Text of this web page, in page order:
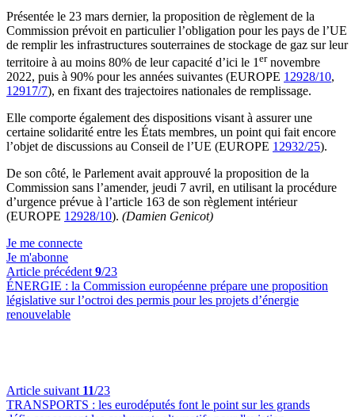
Présentée le 23 mars dernier, la proposition de règlement de la
Commission prévoit en particulier l’obligation pour les pays de l’UE
de remplir les infrastructures souterraines de stockage de gaz sur leur
territoire à au moins 80% de leur capacité d’ici le 1 ernovembre
2022, puis à 90% pour les années suivantes (EUROPE 12928/10,
12917/7), en fixant des trajectoires nationales de remplissage.
Elle comporte également des dispositions visant à assurer une
certaine solidarité entre les États membres, un point qui fait encore
l’objet de discussions au Conseil de l’UE (EUROPE 12932/25).
De son côté, le Parlement avait approuvé la proposition de la
Commission sans l’amender, jeudi 7 avril, en utilisant la procédure
d’urgence prévue à l’article 163 de son règlement intérieur
(EUROPE 12928/10). (Damien Genicot)
Je me connecte
Je m'abonne
Article précédent 9/23
ÉNERGIE : la Commission européenne prépare une proposition
législative sur l’octroi des permis pour les projets d’énergie
renouvelable
Article suivant 11/23
TRANSPORTS : les eurodéputés font le point sur les grands